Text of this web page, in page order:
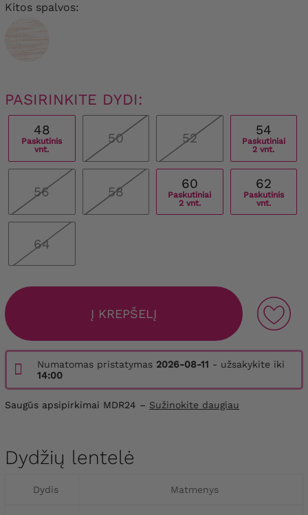
Kitos spalvos:
PASIRINKITE DYDI:
48
Paskutinis
vnt.
50 52
54
Paskutiniai
2 vnt.
56 58
60
Paskutiniai
2 vnt.
62
Paskutinis
vnt.
64
Į KREPŠELĮ
Numatomas pristatymas 2026-08-11 - užsakykite iki
14:00
Saugūs apsipirkimai MDR24 – Sužinokite daugiau
Dydžių lentelė
Dydis Matmenys